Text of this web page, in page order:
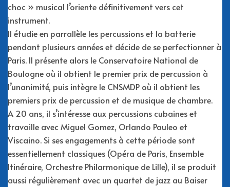
choc » musical l’oriente définitivement vers cet
instrument.
Il étudie en parrallèle les percussions et la batterie
pendant plusieurs années et décide de se perfectionner à
Paris. Il présente alors le Conservatoire National de
Boulogne où il obtient le premier prix de percussion à
l’unanimité, puis intègre le CNSMDP où il obtient les
premiers prix de percussion et de musique de chambre.
A 20 ans, il s’intéresse aux percussions cubaines et
travaille avec Miguel Gomez, Orlando Pauleo et
Viscaino. Si ses engagements à cette période sont
essentiellement classiques (Opéra de Paris, Ensemble
Itinéraire, Orchestre Philarmonique de Lille), il se produit
aussi régulièrement avec un quartet de jazz au Baiser